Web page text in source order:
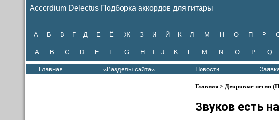
Accordium Delectus Подборка аккордов для гитары
А Б В Г Д Е Ё Ж З И Й К Л М Н О П Р
A B C D E F G H J K L M N O P Q
Главная «Разделы сайта« Новости
Главная > Дворовые песни
Звуков есть